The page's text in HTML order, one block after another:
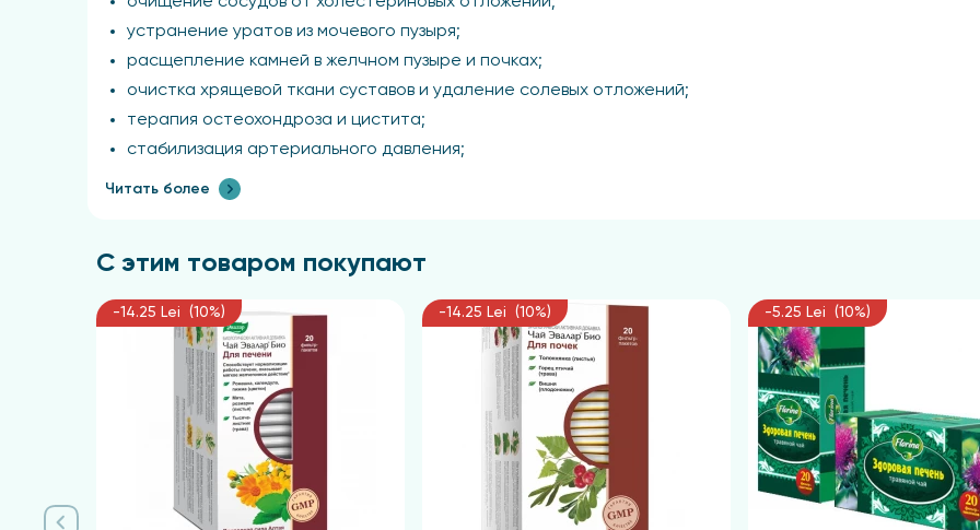
устранение уратов из мочевого пузыря;
расщепление камней в желчном пузыре и почках;
очистка хрящевой ткани суставов и удаление солевых отложений;
терапия остеохондроза и цистита;
стабилизация артериального давления;
облегчение головных и сердечных болей;
Взрослым рекомендуется принимать по одной трети стакана трижды в день в период приема пищи.
необходимости можно провести повторный курс.
Корень подсолнечника купить в фито аптеке
В нашей фито аптеке вы можете купить корень подсолнечника по цене от прямого импортера в
Кишинев, Орхей, Бельцы, Кагул, Комрат, Теленешты, Унгены.
Читать более
С этим товаром покупают
-14.25 Lei (10%) -14.25 Lei (10%) -5.25 Lei (10%)